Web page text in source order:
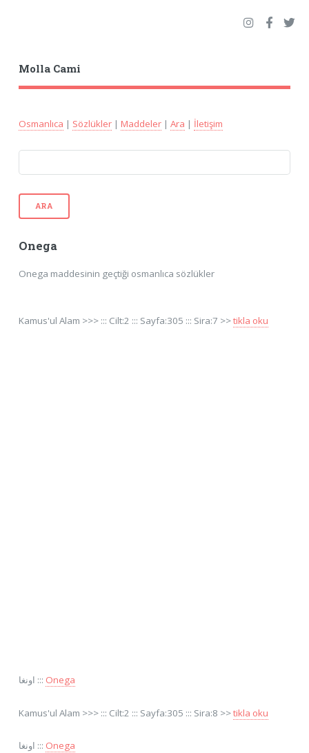
Molla Cami
Osmanlıca | Sözlükler| Maddeler| Ara | İletişim
ARA
Onega
Onega maddesinin geçtiği osmanlıca sözlükler
Kamus'ul Alam >>> ::: Cilt:2 ::: Sayfa:305 ::: Sira:7 >>tikla oku
اونغا ::: Onega
Kamus'ul Alam >>> ::: Cilt:2 ::: Sayfa:305 ::: Sira:8 >>tikla oku
اونغا ::: Onega